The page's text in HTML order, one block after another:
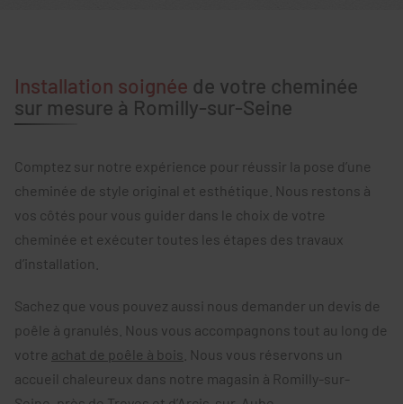
Installation soignée de votre cheminée
sur mesure à Romilly-sur-Seine
Comptez sur notre expérience pour réussir la pose d’une
cheminée de style original et esthétique. Nous restons à
vos côtés pour vous guider dans le choix de votre
cheminée et exécuter toutes les étapes des travaux
d’installation.
Sachez que vous pouvez aussi nous demander un devis de
poêle à granulés. Nous vous accompagnons tout au long de
votre achat de poêle à bois . Nous vous réservons un
accueil chaleureux dans notre magasin à Romilly-sur-